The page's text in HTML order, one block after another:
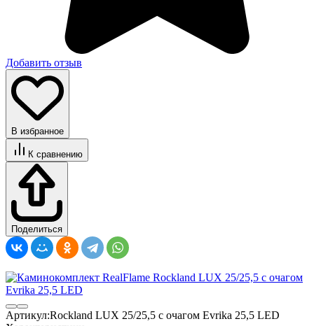
Добавить отзыв
В избранное
К сравнению
Поделиться
Артикул:Rockland LUX 25/25,5 с очагом Evrika 25,5 LED